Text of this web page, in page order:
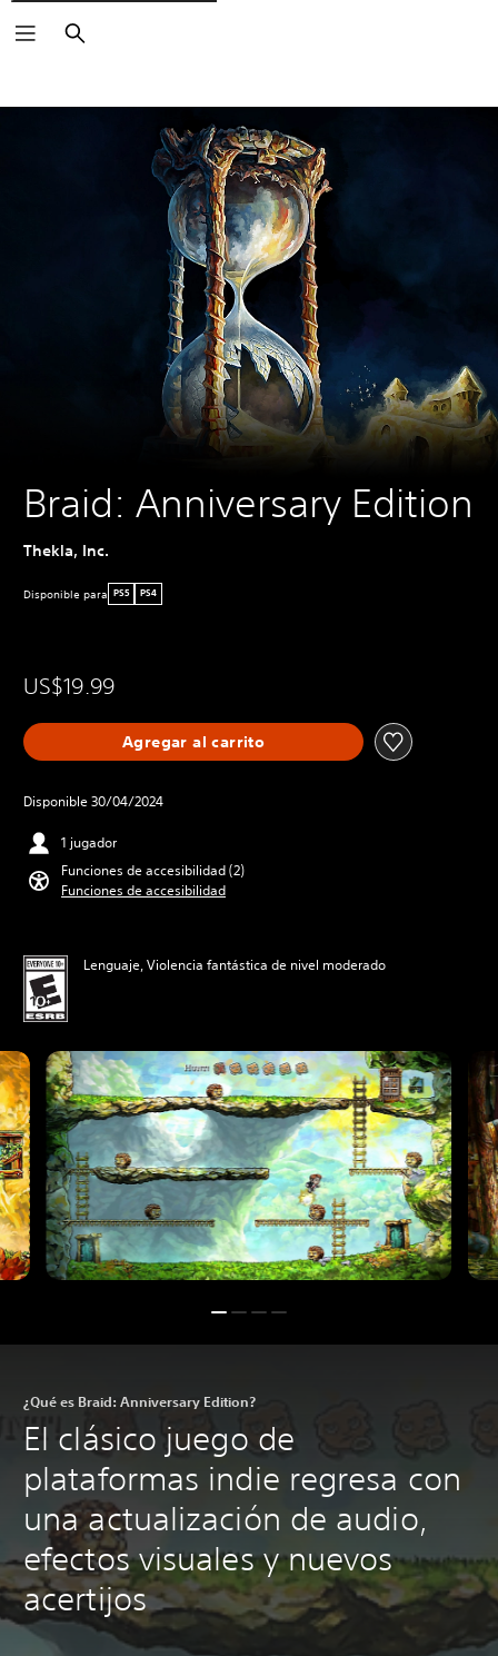
Buscar
Braid: Anniversary Edition
Thekla, Inc.
Disponible para PS5 PS4
US$19.99
Agregar al carrito
Disponible 30/04/2024
1 jugador
Funciones de accesibilidad (2)
Funciones de accesibilidad
Lenguaje, Violencia fantástica de nivel moderado
¿Qué es Braid: Anniversary Edition?
El clásico juego de
plataformas indie regresa con
una actualización de audio,
efectos visuales y nuevos
acertijos